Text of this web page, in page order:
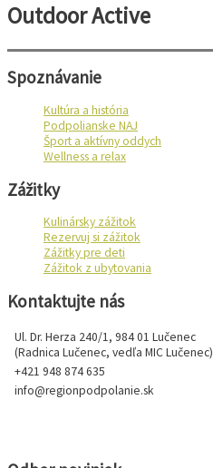
Outdoor Active
Spoznávanie
Kultúra a história
Podpolianske NAJ
Šport a aktívny oddych
Wellness a relax
Zážitky
Kulinársky zážitok
Rezervuj si zážitok
Zážitky pre deti
Zážitok z ubytovania
Kontaktujte nás
Ul. Dr. Herza 240/1, 984 01 Lučenec
(Radnica Lučenec, vedľa MIC Lučenec)
+421 948 874 635
info@regionpodpolanie.sk